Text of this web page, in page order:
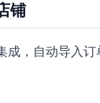
铺
，自动导入订